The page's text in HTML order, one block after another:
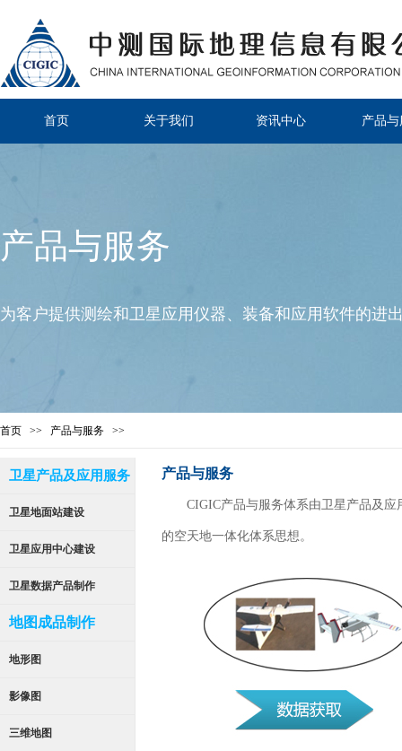
首页 关于我们 资讯中心 产品与
产品与服务
为客户提供测绘和卫星应用仪器、装备和应用软件的进
首页 >> 产品与服务 >>
卫星产品及应用服务 产品与服务
CIGIC产品与服务体系由卫星产品及
的空天地一体化体系思想。
卫星地面站建设
卫星应用中心建设
卫星数据产品制作
地图成品制作
地形图
影像图
三维地图